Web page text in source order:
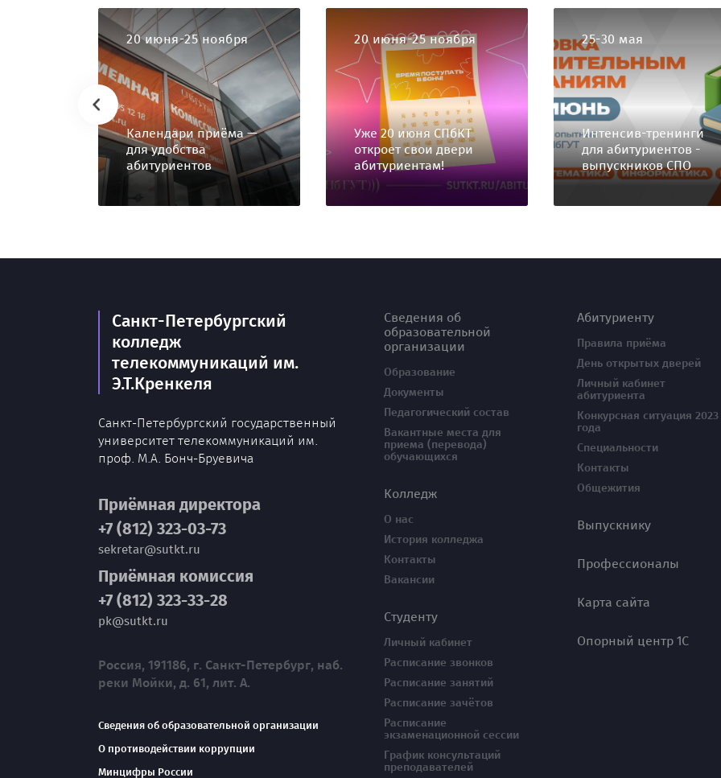
20 июня-25 ноября
Календари приёма —
для удобства
абитуриентов
20 июня-25 ноября
Уже 20 июня СПбКТ
откроет свои двери
абитуриентам!
25-30 мая
Интенсив-тренинги
для абитуриентов -
выпускников СПО
Санкт-Петербургский
колледж
телекоммуникаций им.
Э.Т.Кренкеля
Санкт-Петербургский государственный
университет телекоммуникаций им.
проф. М.А. Бонч-Бруевича
Приёмная директора
+7 (812) 323-03-73
sekretar@sutkt.ru
Приёмная комиссия
+7 (812) 323-33-28
pk@sutkt.ru
Россия, 191186, г. Санкт-Петербург, наб.
реки Мойки, д. 61, лит. А.
Сведения об образовательной организации
О противодействии коррупции
Минцифры России
Сведения об
образовательной
организации
Образование
Документы
Педагогический состав
Вакантные места для
приема (перевода)
обучающихся
Колледж
О нас
История колледжа
Контакты
Вакансии
Студенту
Личный кабинет
Расписание звонков
Расписание занятий
Расписание зачётов
Расписание
экзаменационной сессии
График консультаций
преподавателей
Абитуриенту
Правила приёма
День открытых дверей
Личный кабинет
абитуриента
Конкурсная ситуация 2023
года
Специальности
Контакты
Общежития
Выпускнику
Профессионалы
Карта сайта
Опорный центр 1С